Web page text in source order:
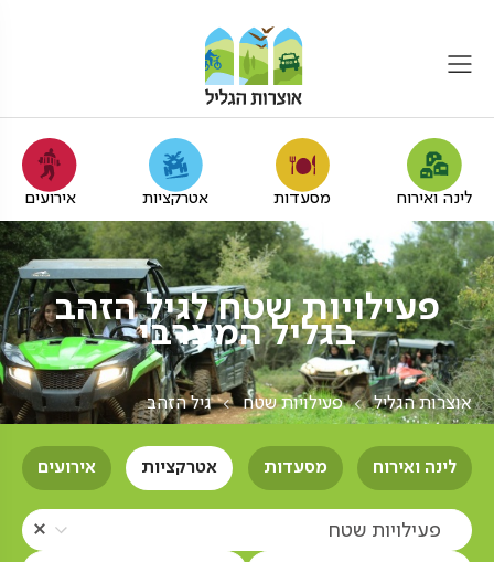
לינה ואירוח מסעדות אטרקציות אירועים
פעילויות שטח לגיל הזהב
בגליל המערבי
אוצרות הגליל פעילויות שטח גיל הזהב
לינה ואירוח מסעדות אטרקציות אירועים
פעילויות שטח